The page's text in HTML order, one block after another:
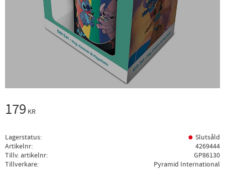
179 KR
Lagerstatus
Slutsåld
Artikelnr
4269444
Tillv. artikelnr
GP86130
Tillverkare
Pyramid International